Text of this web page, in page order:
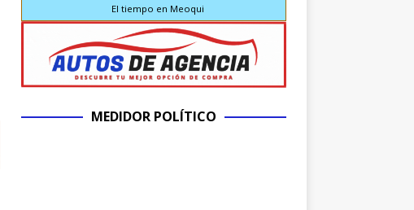
El tiempo en Meoqui
MEDIDOR POLÍTICO